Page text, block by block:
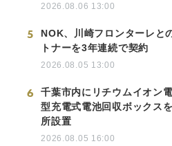
2026.08.06 13:00
5
NOK、川崎フロンターレと
トナーを3年連続で契約
2026.08.05 13:00
6
千葉市内にリチウムイオン
型充電式電池回収ボックス
所設置
2026.08.05 16:00